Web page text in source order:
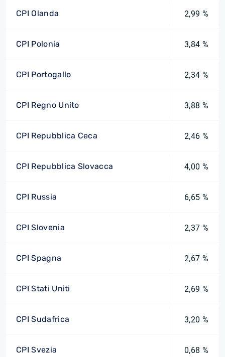
CPI Olanda 2,99 %
CPI Polonia 3,84 %
CPI Portogallo 2,34 %
CPI Regno Unito 3,88 %
CPI Repubblica Ceca 2,46 %
CPI Repubblica Slovacca 4,00 %
CPI Russia 6,65 %
CPI Slovenia 2,37 %
CPI Spagna 2,67 %
CPI Stati Uniti 2,69 %
CPI Sudafrica 3,20 %
CPI Svezia 0,68 %